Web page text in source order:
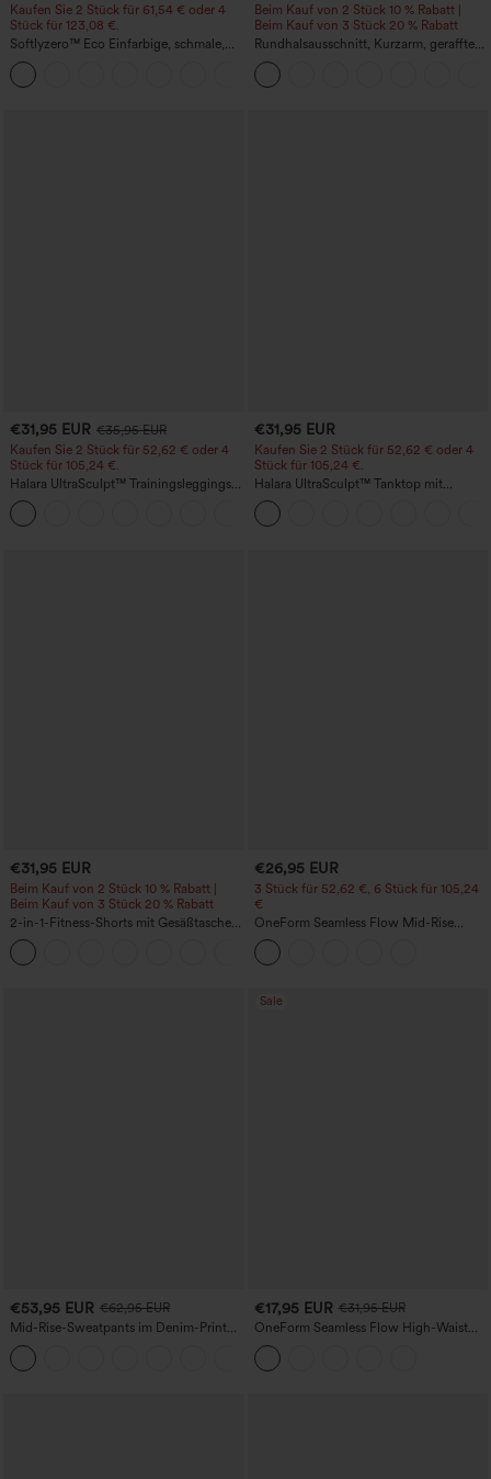
Kaufen Sie 2 Stück für 61,54 € oder 4
Stück für 123,08 €.
Softlyzero™ Eco Einfarbige, schmale,
hoch taillierte Wanderhose mit
mehreren Taschen
Beim Kauf von 2 Stück 10 % Rabatt |
Beim Kauf von 3 Stück 20 % Rabatt
Rundhalsausschnitt, Kurzarm, gerafftes
Cool-Touch Yoga-Sporttop - UPF50+
€31,95 EUR €35,95 EUR
Kaufen Sie 2 Stück für 52,62 € oder 4
Stück für 105,24 €.
Halara UltraSculpt™ Trainingsleggings
mit hoher Taille – formend, Po-Lifting,
Bauchkontrolle und mit Taschen
€31,95 EUR
Kaufen Sie 2 Stück für 52,62 € oder 4
Stück für 105,24 €.
Halara UltraSculpt™ Tanktop mit
Rundhalsausschnitt und
geschwungenem Saum
€31,95 EUR
Beim Kauf von 2 Stück 10 % Rabatt |
Beim Kauf von 3 Stück 20 % Rabatt
2-in-1-Fitness-Shorts mit Gesäßtasche
und seitlicher versteckter Tasche 6,3 cm
€26,95 EUR
3 Stück für 52,62 €, 6 Stück für 105,24
€
OneForm Seamless Flow Mid-Rise
Yoga-Leggings - mittelhoher Bund,
bauchformend und mit Po-Lifting-
Effekt
€53,95 EUR €62,95 EUR
Mid-Rise-Sweatpants im Denim-Print
aus French Terry, lässig, mit Taschen
Sale
€17,95 EUR €31,95 EUR
OneForm Seamless Flow High-Waist
Yogaleggings – nahtlos, mit hoher
Taille, bauchformend und mit
Hebeeffekt für den Po